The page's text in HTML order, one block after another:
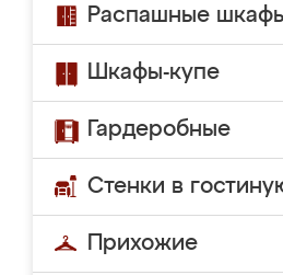
Распашные
Шкафы-купе
Гардеробные
Стенки в
Прихожие